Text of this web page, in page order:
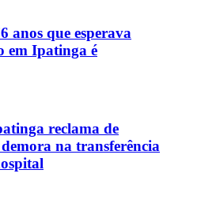
anos que esperava
em Ipatinga é
reclama de
na transferência